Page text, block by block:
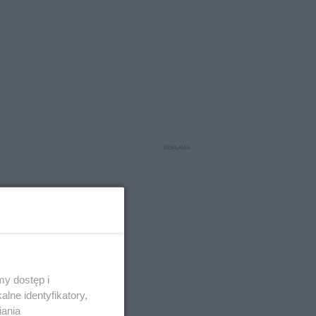
dostęp i
identyfikatory,